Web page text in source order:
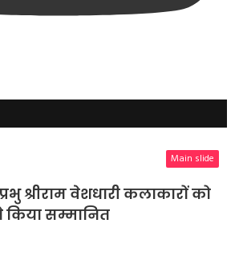
Main slide
श्रीराम वेशधारी कलाकारों को
सम्मानित